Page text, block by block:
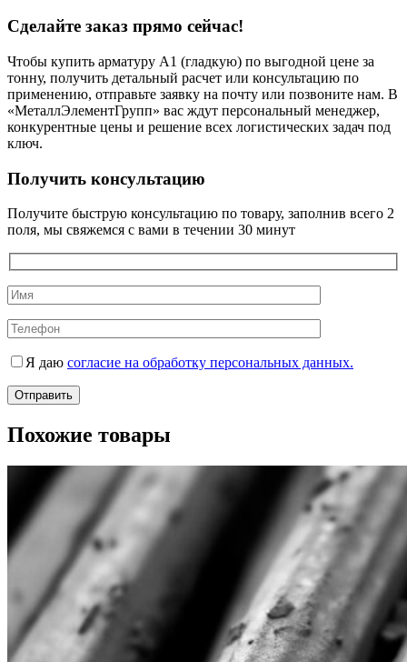
Сделайте заказ прямо сейчас!
Чтобы купить арматуру А1 (гладкую) по выгодной цене за
тонну, получить детальный расчет или консультацию по
применению, отправьте заявку на почту или позвоните нам. В
«МеталлЭлементГрупп» вас ждут персональный менеджер,
конкурентные цены и решение всех логистических задач под
ключ.
Получить консультацию
Получите быструю консультацию по товару, заполнив всего 2
поля, мы свяжемся с вами в течении 30 минут
Я даю согласие на обработку персональных данных.
Похожие товары